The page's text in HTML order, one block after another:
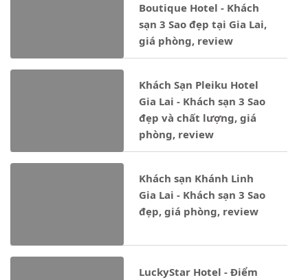
Boutique Hotel - Khách
sạn 3 Sao đẹp tại Gia Lai,
giá phòng, review
Khách Sạn Pleiku Hotel
Gia Lai - Khách sạn 3 Sao
đẹp và chất lượng, giá
phòng, review
Khách sạn Khánh Linh
Gia Lai - Khách sạn 3 Sao
đẹp, giá phòng, review
LuckyStar Hotel - Điểm